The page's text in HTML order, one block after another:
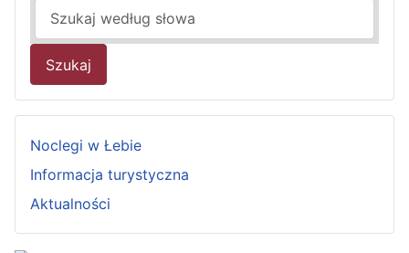
Szukaj
Noclegi w Łebie
Informacja turystyczna
Aktualności